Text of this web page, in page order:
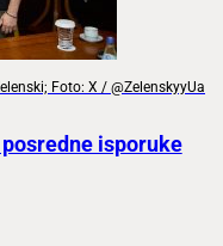
Foto: X / @ZelenskyyUa
isporuke